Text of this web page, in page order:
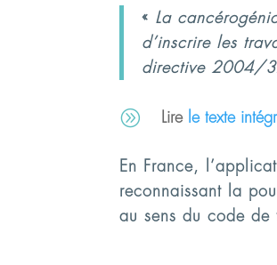
« La
d’inscrire les
directive 2004/
A Lire le texte
En France,
reconnaissant la
au sens du code